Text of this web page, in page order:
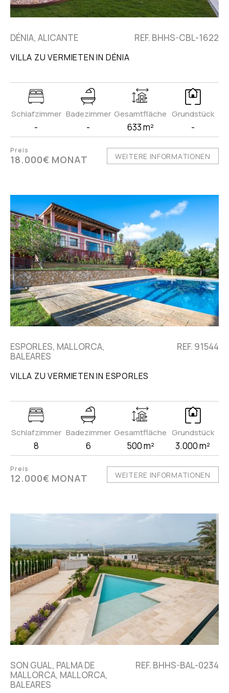
DÉNIA, ALICANTE REF. BHHS-CBL-1622
VILLA ZU VERMIETEN IN DÉNIA
Schlafzimmer
-
Badezimmer
-
Gesamtfläche
633 m²
Grundstück
-
Preis
18.000€ MONAT WEITERE INFORMATIONEN
ESPORLES, MALLORCA,
BALEARES
REF. 91544
VILLA ZU VERMIETEN IN ESPORLES
Schlafzimmer
8
Badezimmer
6
Gesamtfläche
500 m²
Grundstück
3.000 m²
Preis
12.000€ MONAT WEITERE INFORMATIONEN
SON GUAL, PALMA DE
MALLORCA, MALLORCA,
BALEARES
REF. BHHS-BAL-0234